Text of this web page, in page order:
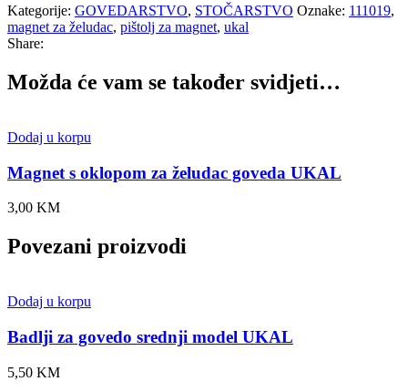
Kategorije: GOVEDARSTVO, STOČARSTVO Oznake: 111019,
magnet za želudac, pištolj za magnet, ukal
Share:
Možda će vam se također svidjeti…
Dodaj u korpu
Magnet s oklopom za želudac goveda UKAL
3,00 KM
Povezani proizvodi
Dodaj u korpu
Badlji za govedo srednji model UKAL
5,50 KM